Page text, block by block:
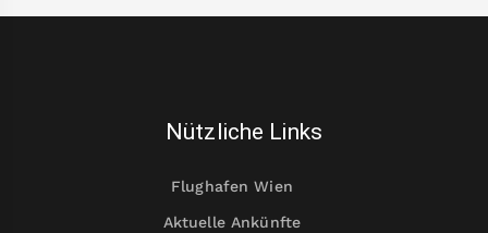
Nützliche Links
Flughafen Wien
Aktuelle Ankünfte